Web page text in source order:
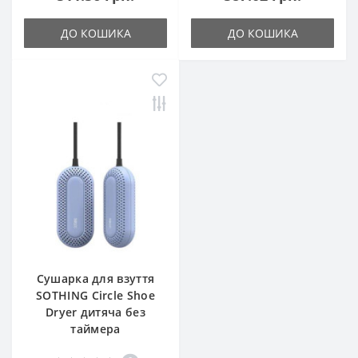
ДО КОШИКА ДО КОШИКА
Сушарка для взуття
SOTHING Circle Shoe
Dryer дитяча без
таймера